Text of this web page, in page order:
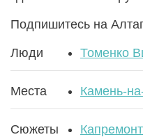
Подпишитесь на
Люди Томенко
Места Камень-
Сюжеты
Капремонт